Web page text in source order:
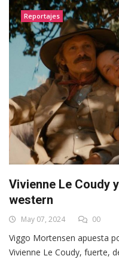
Reportajes
Vivienne Le Coudy
western
May 07, 2024 00
Viggo Mortensen apuesta
Vivienne Le Coudy, fuerte,